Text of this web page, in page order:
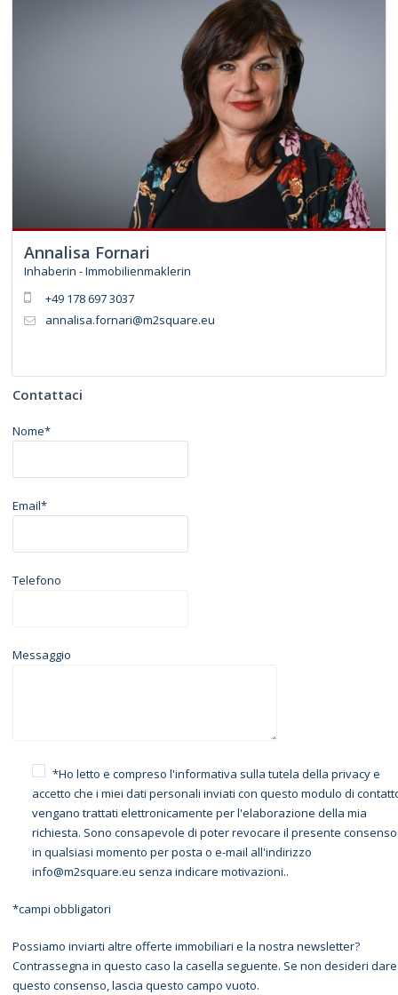
Annalisa Fornari
Inhaberin - Immobilienmaklerin
+49 178 697 3037
annalisa.fornari@m2square.eu
Contattaci
Nome*
Email*
Telefono
Messaggio
*Ho letto e compreso l'informativa sulla tutela della privacye
accetto che i miei dati personali inviati con questo modulo di
vengano trattati elettronicamente per l'elaborazione della mia
richiesta. Sono consapevole di poter revocare il presente consenso
in qualsiasi momento per posta o e-mail all'indirizzo
info@m2square.eu senza indicare motivazioni..
*campi obbligatori
Possiamo inviarti altre offerte immobiliari e la nostra newsletter?
Contrassegna in questo caso la casella seguente. Se non desideri dare
questo consenso, lascia questo campo vuoto.